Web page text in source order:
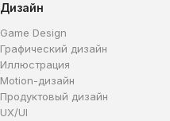
Дизайн
Game Design
Графический дизайн
Иллюстрация
Motion-дизайн
Продуктовый дизайн
UX/UI